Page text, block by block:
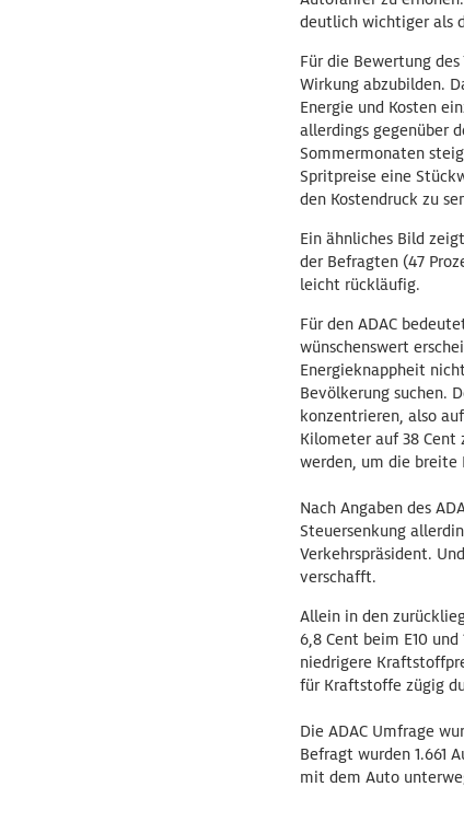
deutlich wichtiger als
Für die Bewertung
Wirkung abzubilden.
Energie und Kosten
allerdings gegenüber
Sommermonaten
Spritpreise eine
den Kostendruck zu
Ein ähnliches Bild
der Befragten (47
leicht rückläufig.
Für den ADAC
wünschenswert
Energieknappheit
Bevölkerung suchen.
konzentrieren, also
Kilometer auf 38 Cent
werden, um die breite
Nach Angaben des
Steuersenkung
Verkehrspräsident.
verschafft.
Allein in den
6,8 Cent beim E10
niedrigere
für Kraftstoffe zügig
Die ADAC Umfrage
Befragt wurden 1.661
mit dem Auto